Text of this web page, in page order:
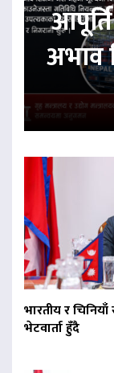
अभाव
भारतीय र चिनियाँ
भेटवार्ता हुँदै